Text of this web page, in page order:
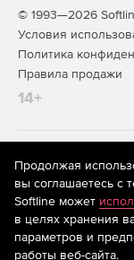
© 1993—2026
Условия
Политика
Правила продажи
14+
На
рекомендательные
предоставления
систематизации и
предпочтениям
находящихся на
Продолжая
вы соглашаетесь с
Softline может
в целях хранения
параметров и
работы веб-сайта.